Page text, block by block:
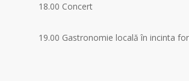
18.00 Concert
19.00 Gastronomie locală în incinta